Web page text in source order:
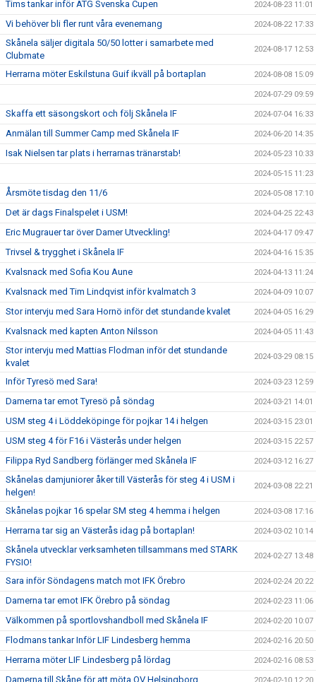
Tims tankar inför ATG Svenska Cupen 2024-08-23 11:01
Vi behöver bli fler runt våra evenemang 2024-08-22 17:33
Skånela säljer digitala 50/50 lotter i samarbete med
Clubmate
2024-08-17 12:53
Herrarna möter Eskilstuna Guif ikväll på bortaplan 2024-08-08 15:09
2024-07-29 09:59
Skaffa ett säsongskort och följ Skånela IF 2024-07-04 16:33
Anmälan till Summer Camp med Skånela IF 2024-06-20 14:35
Isak Nielsen tar plats i herrarnas tränarstab! 2024-05-23 10:33
2024-05-15 11:23
Årsmöte tisdag den 11/6 2024-05-08 17:10
Det är dags Finalspelet i USM! 2024-04-25 22:43
Eric Mugrauer tar över Damer Utveckling! 2024-04-17 09:47
Trivsel & trygghet i Skånela IF 2024-04-16 15:35
Kvalsnack med Sofia Kou Aune 2024-04-13 11:24
Kvalsnack med Tim Lindqvist inför kvalmatch 3 2024-04-09 10:07
Stor intervju med Sara Hornö inför det stundande kvalet 2024-04-05 16:29
Kvalsnack med kapten Anton Nilsson 2024-04-05 11:43
Stor intervju med Mattias Flodman inför det stundande
kvalet
2024-03-29 08:15
Inför Tyresö med Sara! 2024-03-23 12:59
Damerna tar emot Tyresö på söndag 2024-03-21 14:01
USM steg 4 i Löddeköpinge för pojkar 14 i helgen 2024-03-15 23:01
USM steg 4 för F16 i Västerås under helgen 2024-03-15 22:57
Filippa Ryd Sandberg förlänger med Skånela IF 2024-03-12 16:27
Skånelas damjuniorer åker till Västerås för steg 4 i USM i
helgen!
2024-03-08 22:21
Skånelas pojkar 16 spelar SM steg 4 hemma i helgen 2024-03-08 17:16
Herrarna tar sig an Västerås idag på bortaplan! 2024-03-02 10:14
Skånela utvecklar verksamheten tillsammans med STARK
FYSIO!
2024-02-27 13:48
Sara inför Söndagens match mot IFK Örebro 2024-02-24 20:22
Damerna tar emot IFK Örebro på söndag 2024-02-23 11:06
Välkommen på sportlovshandboll med Skånela IF 2024-02-20 10:07
Flodmans tankar Inför LIF Lindesberg hemma 2024-02-16 20:50
Herrarna möter LIF Lindesberg på lördag 2024-02-16 08:53
Damerna till Skåne för att möta OV Helsingborg